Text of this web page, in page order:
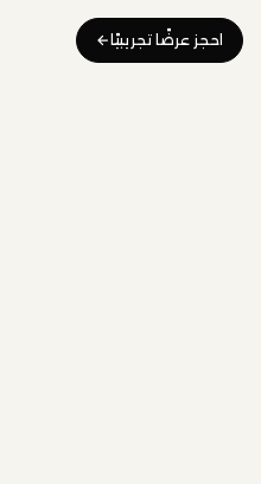
احجز عرضًا تجريبيًا